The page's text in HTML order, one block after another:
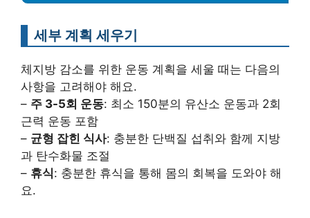
세부 계획 세우기
체지방 감소를 위한 운동 계획을 세울 때는 다음의
사항을 고려해야 해요.
– 주 3-5회 운동: 최소 150분의 유산소 운동과 2회
근력 운동 포함
– 균형 잡힌 식사: 충분한 단백질 섭취와 함께 지방
과 탄수화물 조절
– 휴식: 충분한 휴식을 통해 몸의 회복을 도와야 해
요.